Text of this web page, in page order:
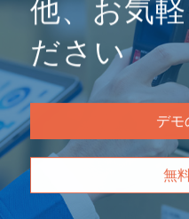
他、お気
ださい
デモ
無